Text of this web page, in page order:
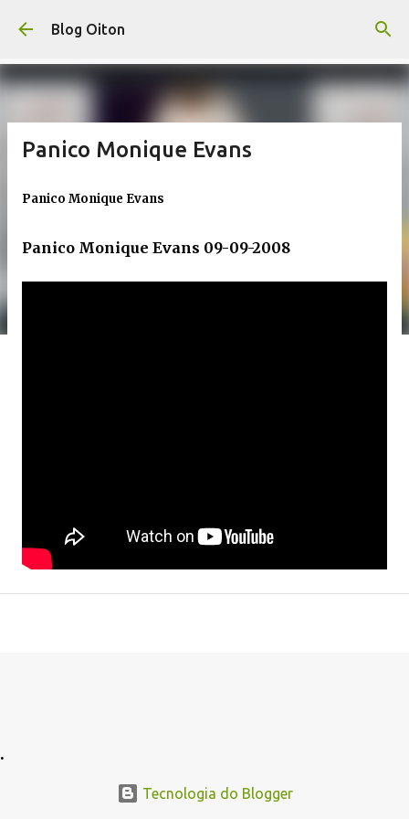
Pular para o conteúdo principal
Blog Oiton
Panico Monique Evans
Panico Monique Evans
Panico Monique Evans 09-09-2008
.
Tecnologia do Blogger